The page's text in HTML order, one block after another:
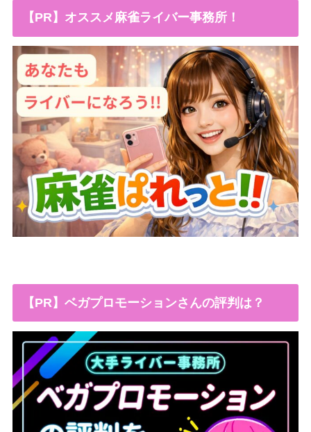
【PR】オススメ麻雀ライバー事務所！
【PR】ベガプロモーションさんの評判は？